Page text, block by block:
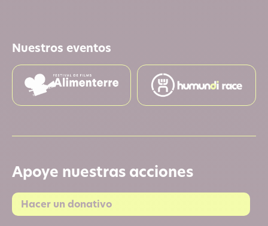
Nuestros eventos
Apoye nuestras acciones
Hacer un donativo